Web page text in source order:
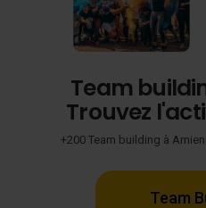
Team
Trouvez
+200 Team building à
Team